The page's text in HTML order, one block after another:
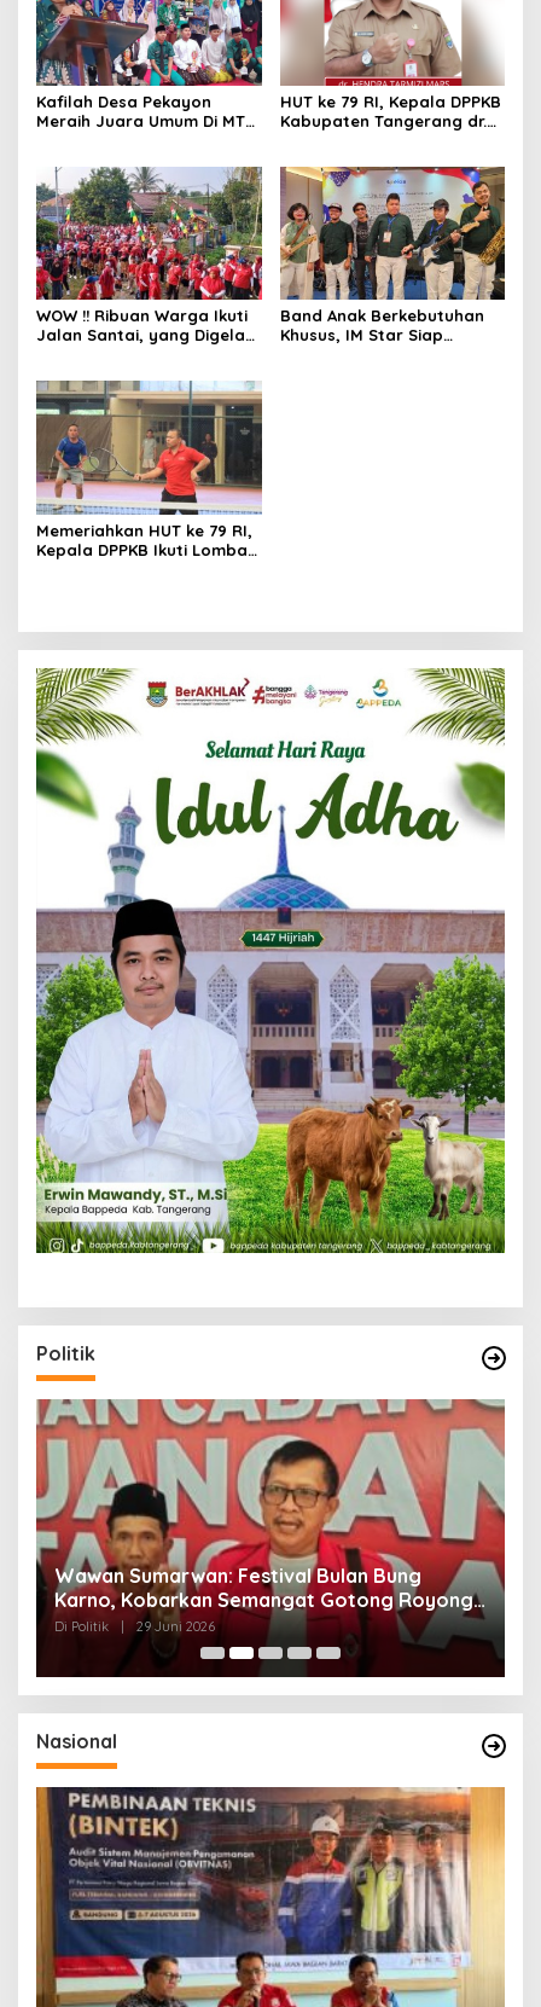
Kafilah Desa Pekayon
Meraih Juara Umum Di MTQ
HUT ke 79 RI, Kepala DPPKB
Kabupaten Tangerang dr.
WOW !! Ribuan Warga Ikuti
Jalan Santai, yang Digelar
Band Anak Berkebutuhan
Khusus, IM Star Siap
Memeriahkan HUT ke 79 RI,
Kepala DPPKB Ikuti Lomba
Politik
Wawan Sumarwan: Festival Bulan Bung
Karno, Kobarkan Semangat Gotong Royong
dan Kepedulian Sosial
Di Politik 29 Juni 2026
Nasional